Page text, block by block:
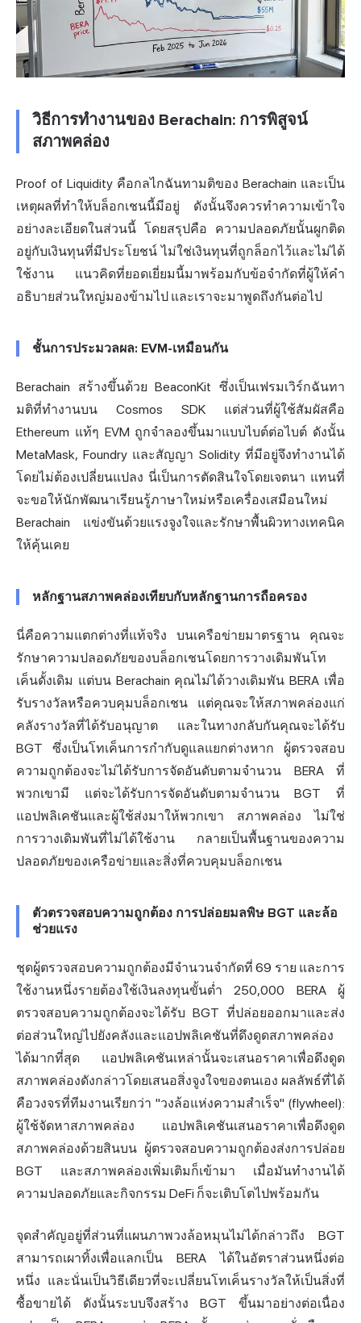
วิธีการทำงานของ Berachain: การพิสูจน์
สภาพคล่อง
Proof of Liquidity คือกลไกฉันทามติของ Berachain และเป็น
เหตุผลที่ทำให้บล็อกเชนนี้มีอยู่ ดังนั้นจึงควรทำความเข้าใจ
อย่างละเอียดในส่วนนี้ โดยสรุปคือ ความปลอดภัยนั้นผูกติด
อยู่กับเงินทุนที่มีประโยชน์ ไม่ใช่เงินทุนที่ถูกล็อกไว้และไม่ได้
ใช้งาน แนวคิดที่ยอดเยี่ยมนี้มาพร้อมกับข้อจำกัดที่ผู้ให้คำ
อธิบายส่วนใหญ่มองข้ามไป และเราจะมาพูดถึงกันต่อไป
ชั้นการประมวลผล: EVM-เหมือนกัน
Berachain สร้างขึ้นด้วย BeaconKit ซึ่งเป็นเฟรมเวิร์กฉันทา
มติที่ทำงานบน Cosmos SDK แต่ส่วนที่ผู้ใช้สัมผัสคือ
Ethereum แท้ๆ EVM ถูกจำลองขึ้นมาแบบไบต์ต่อไบต์ ดังนั้น
MetaMask, Foundry และสัญญา Solidity ที่มีอยู่จึงทำงานได้
โดยไม่ต้องเปลี่ยนแปลง นี่เป็นการตัดสินใจโดยเจตนา แทนที่
จะขอให้นักพัฒนาเรียนรู้ภาษาใหม่หรือเครื่องเสมือนใหม่
Berachain แข่งขันด้วยแรงจูงใจและรักษาพื้นผิวทางเทคนิค
ให้คุ้นเคย
หลักฐานสภาพคล่องเทียบกับหลักฐานการถือครอง
นี่คือความแตกต่างที่แท้จริง บนเครือข่ายมาตรฐาน คุณจะ
รักษาความปลอดภัยของบล็อกเชนโดยการวางเดิมพันโท
เค็นดั้งเดิม แต่บน Berachain คุณไม่ได้วางเดิมพัน BERA เพื่อ
รับรางวัลหรือควบคุมบล็อกเชน แต่คุณจะให้สภาพคล่องแก่
คลังรางวัลที่ได้รับอนุญาต และในทางกลับกันคุณจะได้รับ
BGT ซึ่งเป็นโทเค็นการกำกับดูแลแยกต่างหาก ผู้ตรวจสอบ
ความถูกต้องจะไม่ได้รับการจัดอันดับตามจำนวน BERA ที่
พวกเขามี แต่จะได้รับการจัดอันดับตามจำนวน BGT ที่
แอปพลิเคชันและผู้ใช้ส่งมาให้พวกเขา สภาพคล่อง ไม่ใช่
การวางเดิมพันที่ไม่ได้ใช้งาน กลายเป็นพื้นฐานของความ
ปลอดภัยของเครือข่ายและสิ่งที่ควบคุมบล็อกเชน
ตัวตรวจสอบความถูกต้อง การปล่อยมลพิษ BGT และล้อ
ช่วยแรง
ชุดผู้ตรวจสอบความถูกต้องมีจำนวนจำกัดที่ 69 ราย และการ
ใช้งานหนึ่งรายต้องใช้เงินลงทุนขั้นต่ำ 250,000 BERA ผู้
ตรวจสอบความถูกต้องจะได้รับ BGT ที่ปล่อยออกมาและส่ง
ต่อส่วนใหญ่ไปยังคลังและแอปพลิเคชันที่ดึงดูดสภาพคล่อง
ได้มากที่สุด แอปพลิเคชันเหล่านั้นจะเสนอราคาเพื่อดึงดูด
สภาพคล่องดังกล่าวโดยเสนอสิ่งจูงใจของตนเอง ผลลัพธ์ที่ได้
คือวงจรที่ทีมงานเรียกว่า "วงล้อแห่งความสำเร็จ" (flywheel):
ผู้ใช้จัดหาสภาพคล่อง แอปพลิเคชันเสนอราคาเพื่อดึงดูด
สภาพคล่องด้วยสินบน ผู้ตรวจสอบความถูกต้องส่งการปล่อย
BGT และสภาพคล่องเพิ่มเติมก็เข้ามา เมื่อมันทำงานได้
ความปลอดภัยและกิจกรรม DeFi ก็จะเติบโตไปพร้อมกัน
จุดสำคัญอยู่ที่ส่วนที่แผนภาพวงล้อหมุนไม่ได้กล่าวถึง BGT
สามารถเผาทิ้งเพื่อแลกเป็น BERA ได้ในอัตราส่วนหนึ่งต่อ
หนึ่ง และนั่นเป็นวิธีเดียวที่จะเปลี่ยนโทเค็นรางวัลให้เป็นสิ่งที่
ซื้อขายได้ ดังนั้นระบบจึงสร้าง BGT ขึ้นมาอย่างต่อเนื่อง